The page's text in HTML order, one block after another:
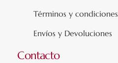
Términos y condiciones
Envíos y Devoluciones
Contacto